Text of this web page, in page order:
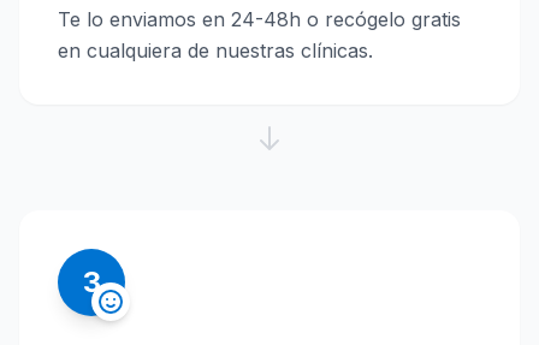
Te lo enviamos en 24-48h o recógelo gratis
en cualquiera de nuestras clínicas.
3